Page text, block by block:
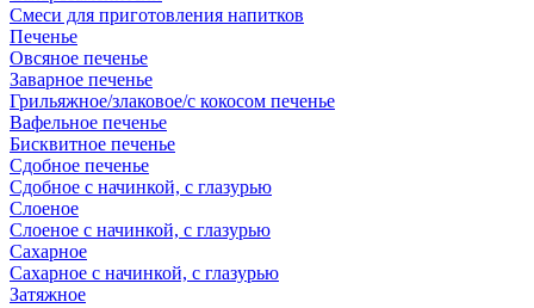
Смеси для приготовления напитков
Печенье
Овсяное печенье
Заварное печенье
Грильяжное/злаковое/с кокосом печенье
Вафельное печенье
Бисквитное печенье
Сдобное печенье
Сдобное с начинкой, с глазурью
Слоеное
Слоеное с начинкой, с глазурью
Сахарное
Сахарное с начинкой, с глазурью
Затяжное